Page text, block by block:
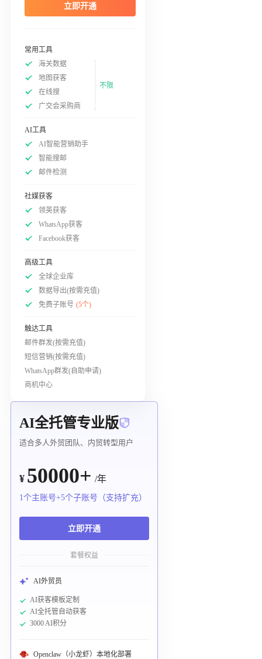
立即开通
常用工具
海关数据
地图获客
在线搜
广交会采购商
不限
AI工具
AI智能营销助手
智能搜邮
邮件检测
社媒获客
领英获客
WhatsApp获客
Facebook获客
高级工具
全球企业库
数据导出(按需充值)
免费子账号 (5个)
触达工具
邮件群发(按需充值)
短信营销(按需充值)
WhatsApp群发(自助申请)
商机中心
AI全托管专业版
适合多人外贸团队、内贸转型用户
¥ 50000+ /年
1个主账号+5个子账号（支持扩充）
立即开通
套餐权益
AI外贸员
AI获客模板定制
AI全托管自动获客
3000 AI积分
Openclaw（小龙虾）本地化部署